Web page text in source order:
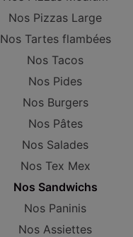
Nos Pizzas Large
Nos Tartes flambées
Nos Tacos
Nos Pides
Nos Burgers
Nos Pâtes
Nos Salades
Nos Tex Mex
Nos Sandwichs
Nos Paninis
Nos Assiettes